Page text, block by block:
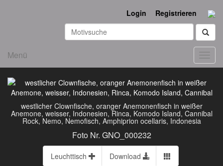
Login Registrieren
Menü
westlicher Clownfische, oranger Anemonenfisch in weißer
Anemone, weisser, Indonesien, Rinca, Komodo Island, Cannibal
Rock, Nemo, Nemofisch, Amphiprion ocellaris, Indonesia
Foto Nr. GNO_000232
Leuchttisch Download